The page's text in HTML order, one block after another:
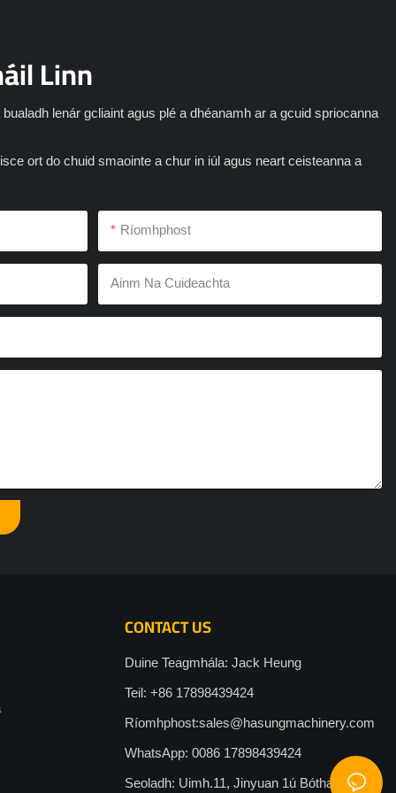
Linn
lenár gcliaint agus plé a dhéanamh ar a gcuid spriocanna
ort do chuid smaointe a chur in iúl agus neart ceisteanna a
Ríomhphost
Ainm Na Cuideachta
CONTACT US
Duine Teagmhála: Jack Heung
Teil: +86 17898439424
Ríomhphost:sales@hasungmachinery.com
WhatsApp: 0086 17898439424
Seoladh: Uimh.11, Jinyuan 1ú Bóthar, Pobal